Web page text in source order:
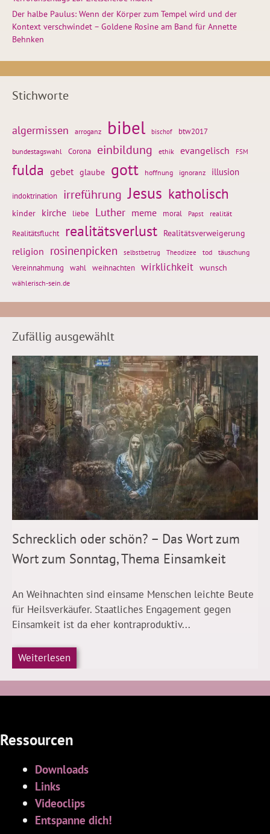
Der halbe Paulus: Wenn der Körper zum Tempel wird und der
Kontext verschwindet – Goldene Rosine am Band für Annette
Behnken
Stichworte
algermissen arroganz bibel bischof btw2017
bundestagswahl Corona einbildung ethik evangelisch FSM
fulda gebet glaube gott hoffnung ignoranz illusion
indoktrination irreführung Jesus katholisch
kinder kirche liebe Luther meme moral Papst realität
Realitätsflucht realitätsverlust Realitätsverweigerung
religion rosinenpicken selbstbetrug Theodizee tod täuschung
Vereinnahmung wahl weihnachten wirklichkeit wunsch
wählerisch-sein.de
Zufällig ausgewählt
Schrecklich oder schön? – Das Wort zum
Wort zum Sonntag, Thema Einsamkeit
An Weihnachten sind einsame Menschen leichte Beute
für Heilsverkäufer. Staatliches Engagement gegen
Einsamkeit ist da eher kontraproduktiv...
Weiterlesen
Ressourcen
Downloads
Links
Videoclips
Entspanne dich!